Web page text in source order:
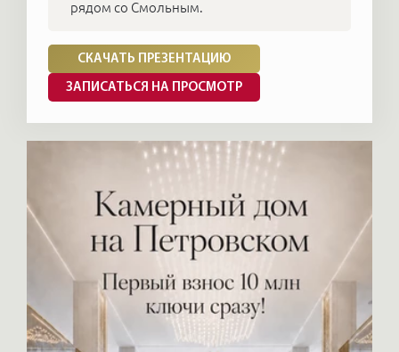
рядом со Смольным.
СКАЧАТЬ ПРЕЗЕНТАЦИЮ
ЗАПИСАТЬСЯ НА ПРОСМОТР